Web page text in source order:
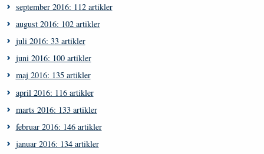
september 2016: 112 artikler
august 2016: 102 artikler
juli 2016: 33 artikler
juni 2016: 100 artikler
maj 2016: 135 artikler
april 2016: 116 artikler
marts 2016: 133 artikler
februar 2016: 146 artikler
januar 2016: 134 artikler